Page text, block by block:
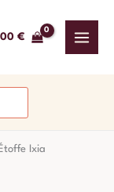
€
Ixia